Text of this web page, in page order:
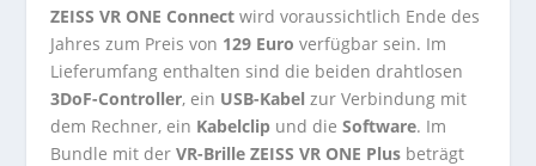
ZEISS VR ONE Connect wird voraussichtlich Ende des
Jahres zum Preis von 129 Euro verfügbar sein. Im
Lieferumfang enthalten sind die beiden drahtlosen
3DoF-Controller, ein USB-Kabel zur Verbindung mit
dem Rechner, ein Kabelclip und dieSoftware. Im
Bundle mit derVR-Brille ZEISS VR ONE Plus beträgt